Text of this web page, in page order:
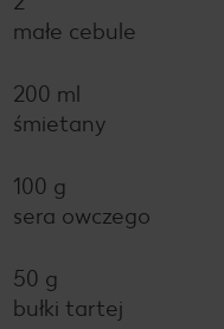
małe cebule
200 ml
śmietany
100 g
sera owczego
50 g
bułki tartej